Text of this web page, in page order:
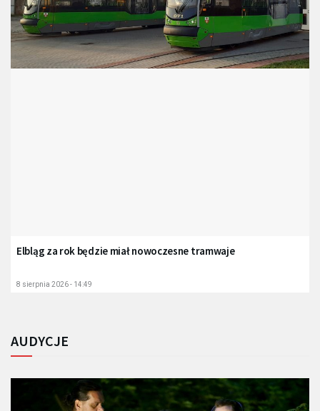
Elbląg za rok będzie miał nowoczesne tramwaje
8 sierpnia 2026 - 14:49
AUDYCJE